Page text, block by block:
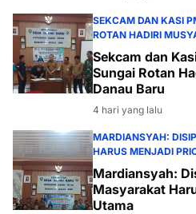
SEKCAM DAN KASI
ROTAN HADIRI
Sekcam dan
Sungai Rotan
Danau Baru
4 hari yang lalu
MARDIANSYAH:
HARUS MENJADI
Mardiansyah:
Masyarakat
Utama